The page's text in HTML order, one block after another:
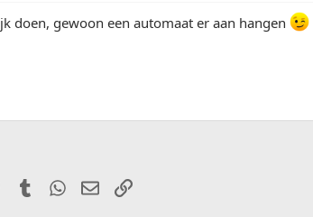
doen, gewoon een automaat er aan hangen
PinterestTumblr WhatsApp
E-mailLink